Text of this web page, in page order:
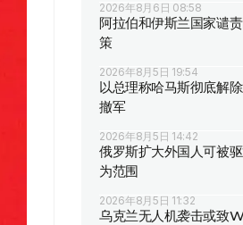
2026年8月6日 08:58
阿拉伯和伊斯兰国家谴
策
2026年8月5日 19:54
以总理称哈马斯彻底解
撤军
2026年8月5日 14:42
俄罗斯扩大外国人可被
为范围
2026年8月5日 11:32
乌克兰无人机袭击或致